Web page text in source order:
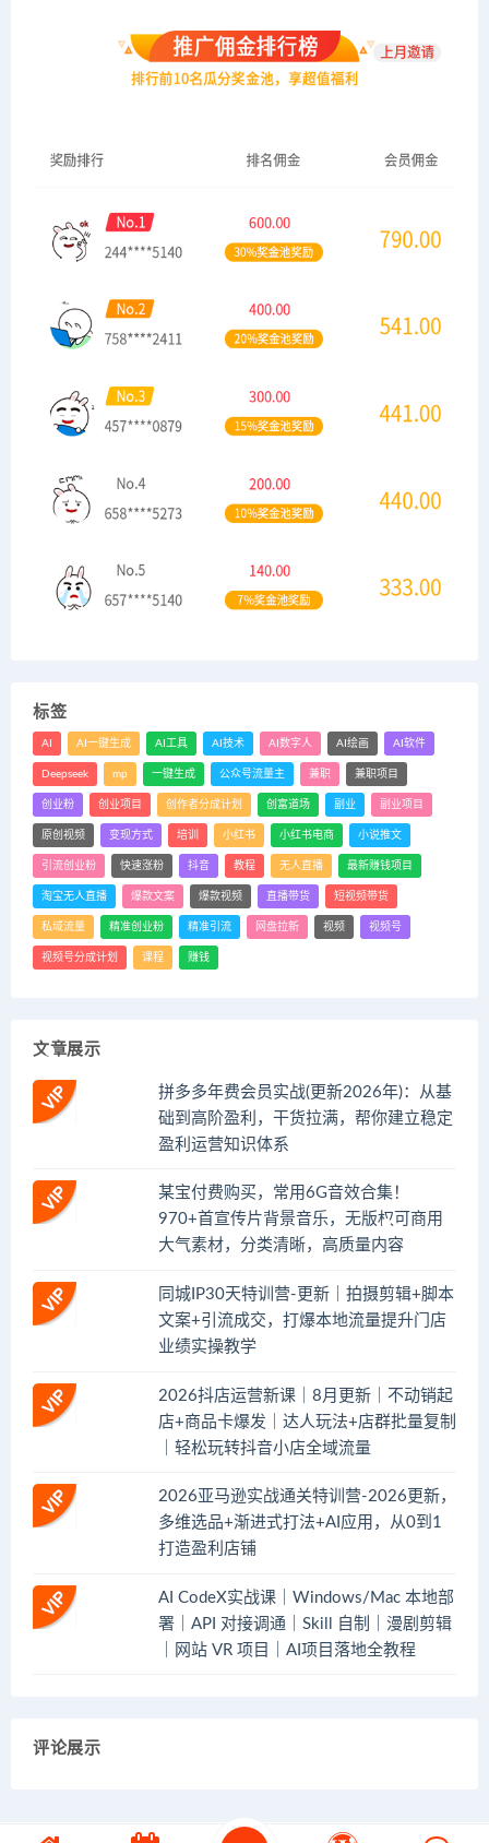
标签
AI AI一键生成 AI工具 AI技术 AI数字人 AI绘画 AI软件
Deepseek mp 一键生成 公众号流量主 兼职 兼职项目
创业粉 创业项目 创作者分成计划 创富道场 副业 副业项目
原创视频 变现方式 培训 小红书 小红书电商 小说推文
引流创业粉 快速涨粉 抖音 教程 无人直播 最新赚钱项目
淘宝无人直播 爆款文案 爆款视频 直播带货 短视频带货
私域流量 精准创业粉 精准引流 网盘拉新 视频 视频号
视频号分成计划 课程 赚钱
文章展示
拼多多年费会员实战(更新2026年)：从基
础到高阶盈利，干货拉满，帮你建立稳定
盈利运营知识体系
某宝付费购买，常用6G音效合集！
970+首宣传片背景音乐，无版权可商用
大气素材，分类清晰，高质量内容
同城IP30天特训营-更新｜拍摄剪辑+脚本
文案+引流成交，打爆本地流量提升门店
业绩实操教学
2026抖店运营新课｜8月更新｜不动销起
店+商品卡爆发｜达人玩法+店群批量复制
｜轻松玩转抖音小店全域流量
2026亚马逊实战通关特训营-2026更新，
多维选品+渐进式打法+AI应用，从0到1
打造盈利店铺
AI CodeX实战课｜Windows/Mac 本地部
署｜API 对接调通｜Skill 自制｜漫剧剪辑
｜网站 VR 项目｜AI项目落地全教程
评论展示